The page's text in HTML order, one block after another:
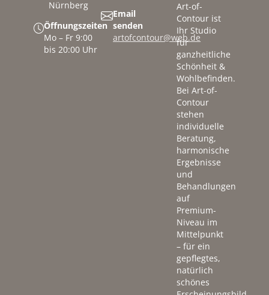
Nürnberg
Öffnungszeiten
Mo – Fr 9:00
bis 20:00 Uhr
Email
senden
artofcontour@web.de
Art-of-
Contour ist
Ihr Studio
für
ganzheitliche
Schönheit &
Wohlbefinden.
Bei Art-of-
Contour
stehen
individuelle
Beratung,
harmonische
Ergebnisse
und
Behandlungen
auf
Premium-
Niveau im
Mittelpunkt
– für ein
gepflegtes,
natürlich
schönes